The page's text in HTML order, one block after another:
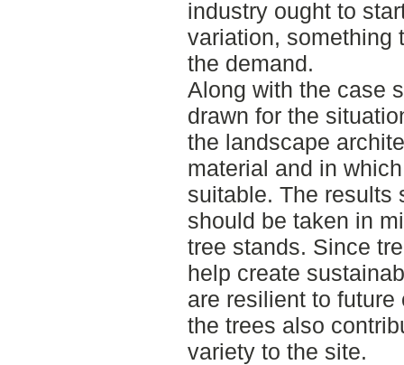
industry ought to
variation, something
the demand.
Along with the case
drawn for the
the landscape
material and in
suitable. The results
should be taken in
tree stands. Since
help create
are resilient to
the trees also
variety to the site.